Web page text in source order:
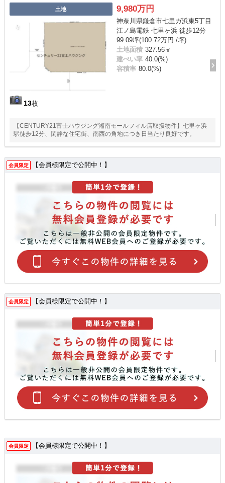
土地
13枚
9,980万円
神奈川県鎌倉市七里ガ浜東5丁目
江ノ島電鉄 七里ヶ浜 徒歩12分
99.09坪(100.72万円 /坪)
土地面積 327.56㎡
建ぺい率 40.0(%)
容積率 80.0(%)
【CENTURY21富士ハウジング湘南モールフィル店取扱物件】七里ヶ浜
駅徒歩12分、閑静な住宅街、南西の角地につき日当たり良好です。
会員限定 【会員様限定で公開中！】
会員限定 【会員様限定で公開中！】
会員限定 【会員様限定で公開中！】